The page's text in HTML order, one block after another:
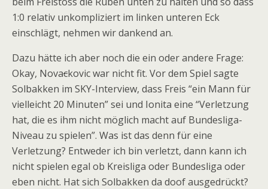
1:0 relativ unkompliziert im linken unteren Eck
einschlägt, nehmen wir dankend an.
Dazu hätte ich aber noch die ein oder andere Frage:
Okay, Novackovic war nicht fit. Vor dem Spiel sagte
Solbakken im SKY-Interview, dass Freis “ein Mann für
vielleicht 20 Minuten” sei und Ionita eine “Verletzung
hat, die es ihm nicht möglich macht auf Bundesliga-
Niveau zu spielen”. Was ist das denn für eine
Verletzung? Entweder ich bin verletzt, dann kann ich
nicht spielen egal ob Kreisliga oder Bundesliga oder
eben nicht. Hat sich Solbakken da doof ausgedrückt?